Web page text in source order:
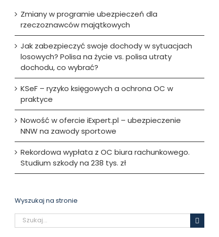
Zmiany w programie ubezpieczeń dla
rzeczoznawców majątkowych
Jak zabezpieczyć swoje dochody w sytuacjach
losowych? Polisa na życie vs. polisa utraty
dochodu, co wybrać?
KSeF – ryzyko księgowych a ochrona OC w
praktyce
Nowość w ofercie iExpert.pl – ubezpieczenie
NNW na zawody sportowe
Rekordowa wypłata z OC biura rachunkowego.
Studium szkody na 238 tys. zł
Wyszukaj na stronie
Szukaj